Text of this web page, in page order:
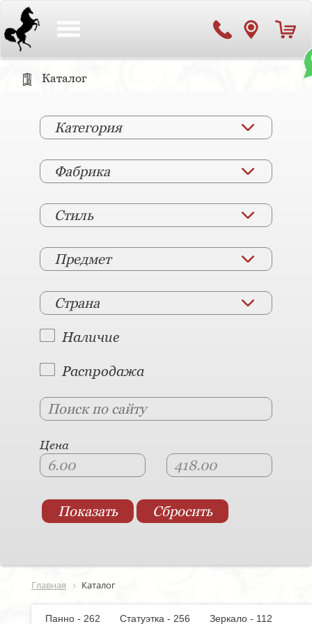
Каталог
Категория
Фабрика
Стиль
Предмет
Страна
Наличие
Распродажа
Цена
Главная Каталог
Панно - 262 Статуэтка - 256
Зеркало - 112